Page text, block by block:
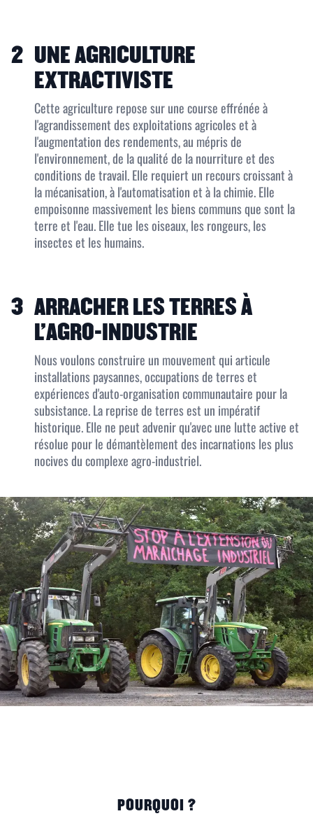
2 UNE AGRICULTURE
EXTRACTIVISTE
Cette agriculture repose sur une course effrénée à
l'agrandissement des exploitations agricoles et à
l'augmentation des rendements, au mépris de
l'environnement, de la qualité de la nourriture et des
conditions de travail. Elle requiert un recours croissant à
la mécanisation, à l'automatisation et à la chimie. Elle
empoisonne massivement les biens communs que sont la
terre et l'eau. Elle tue les oiseaux, les rongeurs, les
insectes et les humains.
3 ARRACHER LES TERRES À
L'AGRO-INDUSTRIE
Nous voulons construire un mouvement qui articule
installations paysannes, occupations de terres et
expériences d'auto-organisation communautaire pour la
subsistance. La reprise de terres est un impératif
historique. Elle ne peut advenir qu'avec une lutte active et
résolue pour le démantèlement des incarnations les plus
nocives du complexe agro-industriel.
POURQUOI ?